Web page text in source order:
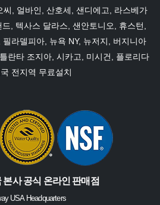
씨, 얼바인 , 산호세, 샌디에고, 라스베가
, 텍사스 달라스 샌안토니오 휴스턴
필라델피아, 뉴욕 NY, 뉴저지
버지니아
란타 조지아 시카고 , 미시건, 플로리다
전지역 무료설치
본사 공식 온라인 판매점
USA Headquarters